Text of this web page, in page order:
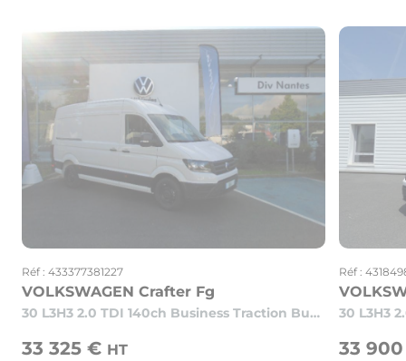
Réf : 433377381227
VOLKSWAGEN Crafter Fg
30 L3H3 2.0 TDI 140ch Business Traction Business
33 325 € HT
Réf :
33